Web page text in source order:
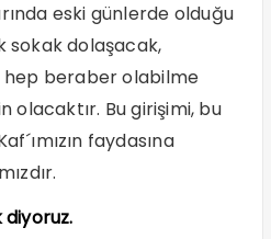
eski günlerde olduğu
sokak dolaşacak,
hep beraber olabilme
olacaktır. Bu girişimi, bu
faydasına